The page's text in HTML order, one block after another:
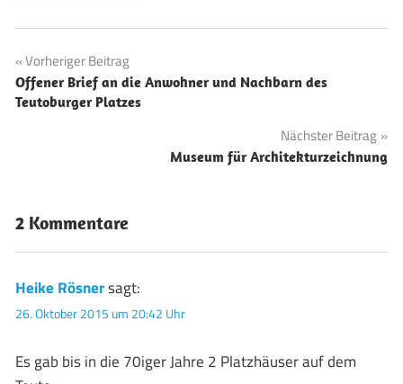
Beitragsnavigation
Vorheriger Beitrag
Offener Brief an die Anwohner und Nachbarn des
Teutoburger Platzes
Nächster Beitrag
Museum für Architekturzeichnung
2 Kommentare
Heike Rösnersagt:
26. Oktober 2015 um 20:42 Uhr
Es gab bis in die 70iger Jahre 2 Platzhäuser auf dem